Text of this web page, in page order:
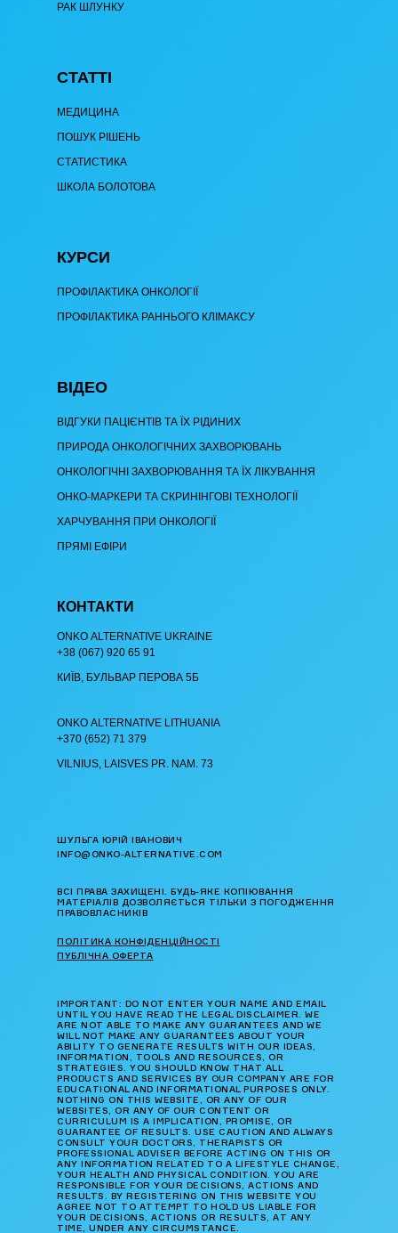
РАК ШЛУНКУ
СТАТТІ
МЕДИЦИНА
ПОШУК РІШЕНЬ
СТАТИСТИКА
ШКОЛА БОЛОТОВА
КУРСИ
ПРОФІЛАКТИКА ОНКОЛОГІЇ
ПРОФІЛАКТИКА РАННЬОГО КЛІМАКСУ
ВІДЕО
ВІДГУКИ ПАЦІЄНТІВ ТА ЇХ РІДИНИХ
ПРИРОДА ОНКОЛОГІЧНИХ ЗАХВОРЮВАНЬ
ОНКОЛОГІЧНІ ЗАХВОРЮВАННЯ ТА ЇХ ЛІКУВАННЯ
ОНКО-МАРКЕРИ ТА СКРИНІНГОВІ ТЕХНОЛОГІЇ
ХАРЧУВАННЯ ПРИ ОНКОЛОГІЇ
ПРЯМІ ЕФІРИ
КОНТАКТИ
ОNKO АLTERNATIVE UKRAINE
+38 (067) 920 65 91
КИЇВ, БУЛЬВАР ПЕРОВА 5Б
ОNKO АLTERNATIVE LITHUANIA
+370 (652) 71 379
VILNIUS, LAISVES PR. NAM. 73
ШУЛЬГА ЮРІЙ ІВАНОВИЧ
INFO@ONKO-ALTERNATIVE.COM
ВСІ ПРАВА ЗАХИЩЕНІ. БУДЬ-ЯКЕ КОПІЮВАННЯ
МАТЕРІАЛІВ ДОЗВОЛЯЄТЬСЯ ТІЛЬКИ З ПОГОДЖЕННЯ
ПРАВОВЛАСНИКІВ
ПОЛІТИКА КОНФІДЕНЦІЙНОСТІ
ПУБЛІЧНА ОФЕРТА
IMPORTANT: DO NOT ENTER YOUR NAME AND EMAIL
UNTIL YOU HAVE READ THE LEGAL DISCLAIMER. WE
ARE NOT ABLE TO MAKE ANY GUARANTEES AND WE
WILL NOT MAKE ANY GUARANTEES ABOUT YOUR
ABILITY TO GENERATE RESULTS WITH OUR IDEAS,
INFORMATION, TOOLS AND RESOURCES, OR
STRATEGIES. YOU SHOULD KNOW THAT ALL
PRODUCTS AND SERVICES BY OUR COMPANY ARE FOR
EDUCATIONAL AND INFORMATIONAL PURPOSES ONLY.
NOTHING ON THIS WEBSITE, OR ANY OF OUR
WEBSITES, OR ANY OF OUR CONTENT OR
CURRICULUM IS A IMPLICATION, PROMISE, OR
GUARANTEE OF RESULTS. USE CAUTION AND ALWAYS
CONSULT YOUR DOCTORS, THERAPISTS OR
PROFESSIONAL ADVISER BEFORE ACTING ON THIS OR
ANY INFORMATION RELATED TO A LIFESTYLE CHANGE,
YOUR HEALTH AND PHYSICAL CONDITION. YOU ARE
RESPONSIBLE FOR YOUR DECISIONS, ACTIONS AND
RESULTS. BY REGISTERING ON THIS WEBSITE YOU
AGREE NOT TO ATTEMPT TO HOLD US LIABLE FOR
YOUR DECISIONS, ACTIONS OR RESULTS, AT ANY
TIME, UNDER ANY CIRCUMSTANCE.